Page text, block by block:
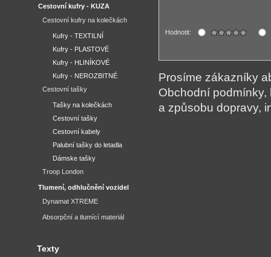
Hodnotit:
Prosíme zákazníky
Obchodní
a způsobu dopravy,
Cestovní kufry - KUZA
Cestovní kufry na kolečkách
Kufry - TEXTILNÍ
Kufry - PLASTOVÉ
Kufry - HLINÍKOVÉ
Kufry - NEROZBITNÉ
Cestovní tašky
Tašky na kolečkách
Cestovní tašky
Cestovní kabely
Palubní tašky do letadla
Dámske tašky
Troop London
Tlumení, odhlučnění vozidel
Dynamat XTREME
Absorpční a tlumící materiál
Texty